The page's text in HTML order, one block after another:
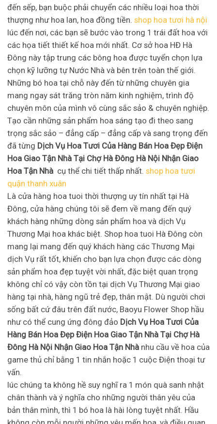
đến sếp, bạn buộc phải chuyển các nhiều loại hoa thời
thượng như hoa lan, hoa đồng tiền. shop hoa tươi hà nội
lúc đến nơi, các bạn sẽ bước vào trong 1 trái đất hoa với
các họa tiết thiết kế hoa mới nhất. Cơ sở hoa HĐ Hà
Đông này tập trung các bông hoa được tuyển chọn lựa
chọn kỹ lưỡng tự Nước Nhà và bên trên toàn thế giới.
Những bó hoa tại chỗ này đến từ những chuyên gia
mang ngay sát trăng tròn năm kinh nghiệm, trình độ
chuyên môn của mình vô cùng sắc sảo & chuyên nghiệp.
Tạo cần những sản phẩm hoa sáng tạo đi theo sang
trọng sắc sảo – đẳng cấp – đẳng cấp và sang trọng đến
đã từng Dịch Vụ Hoa Tươi Của Hàng Bán Hoa Đẹp Điện
Hoa Giao Tận Nhà Tại Chợ Hà Đông Hà Nội Nhận Giao
Hoa Tận Nhà cụ thể chi tiết thấp nhất. shop hoa tươi
quận thanh xuân
Là cửa hàng hoa tuoi thời thượng uy tín nhất tại Hà
Đông, cửa hàng chúng tôi sẽ đem về mang đến quý
khách hàng những dòng sản phẩm hoa và dịch Vụ
Thương Mại hoa khác biệt. Shop hoa tuoi Hà Đông còn
mang lại mang đến quý khách hàng các Thương Mại
dịch Vụ rất tốt, khiến cho bạn lựa chọn được các dòng
sản phẩm hoa đẹp tuyệt vời nhất, đặc biệt quan trọng
không chỉ có vậy còn tồn tại dịch Vụ Thương Mại giao
hàng tại nhà, hàng ngũ trẻ đẹp, thân mật. Dù người chơi
sống bất cứ đâu trên đất nước, Baoyu Flower Shop hầu
như có thể cung ứng đông đảo Dịch Vụ Hoa Tươi Của
Hàng Bán Hoa Đẹp Điện Hoa Giao Tận Nhà Tại Chợ Hà
Đông Hà Nội Nhận Giao Hoa Tận Nhà nhu cầu về hoa của
game thủ chỉ bằng 1 tin nhắn hoặc 1 cuộc Điện thoại tư
vấn.
lúc chúng ta không hề suy nghĩ ra 1 món quà sanh nhật
chân thành và ý nghĩa cho những người thân yêu của
bản thân mình, thì 1 bó hoa là hài lòng tuyệt nhất. Hầu